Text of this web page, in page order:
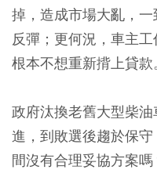
掉，造成市場大亂，
反彈；更何況，車主
根本不想重新揹上貸款
政府汰換老舊大型柴
進，到敗選後趨於保
間沒有合理妥協方案嗎